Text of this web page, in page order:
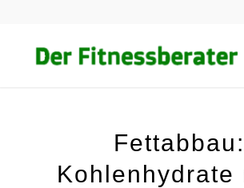
Fettabbau:
Kohlenhydrate